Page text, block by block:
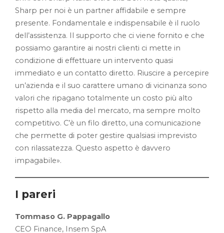
Sharp per noi è un partner affidabile e sempre
presente. Fondamentale e indispensabile è il ruolo
dell’assistenza. Il supporto che ci viene fornito e che
possiamo garantire ai nostri clienti ci mette in
condizione di effettuare un intervento quasi
immediato e un contatto diretto. Riuscire a percepire
un’azienda e il suo carattere umano di vicinanza sono
valori che ripagano totalmente un costo più alto
rispetto alla media del mercato, ma sempre molto
competitivo. C’è un filo diretto, una comunicazione
che permette di poter gestire qualsiasi imprevisto
con rilassatezza. Questo aspetto è davvero
impagabile».
I pareri
Tommaso G. Pappagallo
CEO Finance, Insem SpA